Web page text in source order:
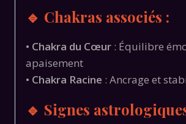
🔹 Chakras associés :
• Chakra du Cœur : Équilibre
apaisement
• Chakra Racine : Ancrage et
🔹 Signes